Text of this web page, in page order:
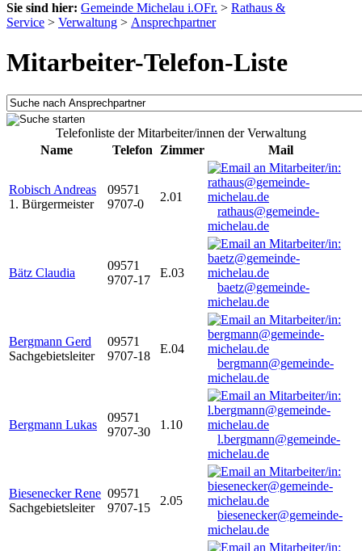
Sie sind hier: Gemeinde Michelau i.OFr. > Rathaus &
Service > Verwaltung > Ansprechpartner
Mitarbeiter-Telefon-Liste
Telefonliste der Mitarbeiter/innen der Verwaltung
Name
Telefon Zimmer Mail
Robisch Andreas
1. Bürgermeister
09571
9707-0
2.01
rathaus@gemeinde-
michelau.de
Bätz Claudia
09571
9707-17
E.03
baetz@gemeinde-
michelau.de
Bergmann Gerd
Sachgebietsleiter
09571
9707-18
E.04
bergmann@gemeinde-
michelau.de
Bergmann Lukas
09571
9707-30
1.10
l.bergmann@gemeinde-
michelau.de
Biesenecker Rene
Sachgebietsleiter
09571
9707-15
2.05
biesenecker@gemeinde-
michelau.de